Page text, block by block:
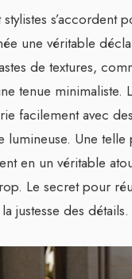
s’accordent
une véritable
de textures,
tenue minimaliste.
facilement avec
lumineuse. Une
en un véritable
Le secret pour
justesse des détails.